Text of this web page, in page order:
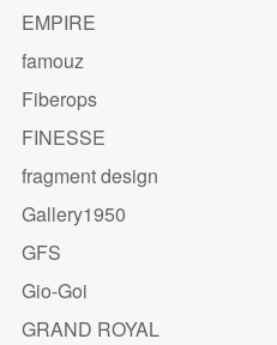
EMPIRE
famouz
Fiberops
FINESSE
fragment design
Gallery1950
GFS
Gio-Goi
GRAND ROYAL